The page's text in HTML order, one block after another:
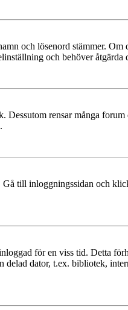
och lösenord stämmer.
och behöver åtgärda
rensar många
till inloggningssidan och
för en viss tid. Detta
dator, t.ex. bibliotek,